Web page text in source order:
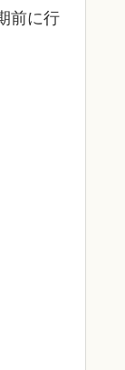
前に行